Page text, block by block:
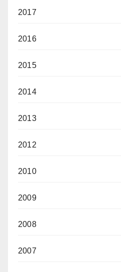
2017
2016
2015
2014
2013
2012
2010
2009
2008
2007